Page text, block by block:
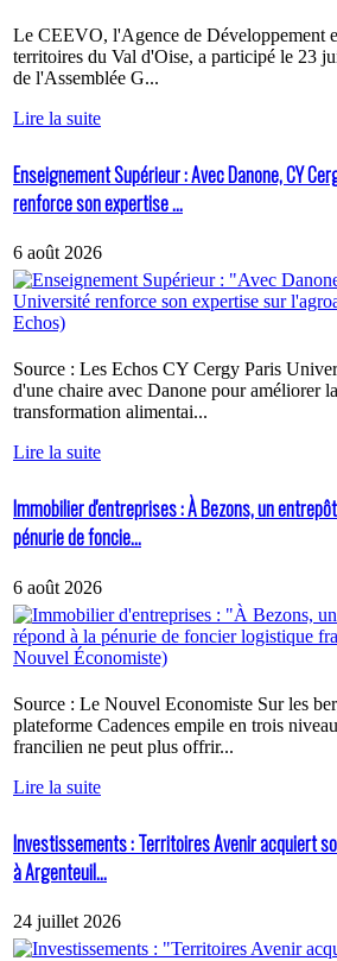
Le CEEVO, l'Agence de Développement
territoires du Val d'Oise, a participé le 23
de l'Assemblée G...
Lire la suite
Enseignement Supérieur : Avec Danone, CY
renforce son expertise ...
6 août 2026
Source : Les Echos CY Cergy Paris
d'une chaire avec Danone pour améliorer
transformation alimentai...
Lire la suite
Immobilier d'entreprises : À Bezons, un
pénurie de foncie...
6 août 2026
Source : Le Nouvel Economiste Sur les
plateforme Cadences empile en trois
francilien ne peut plus offrir...
Lire la suite
Investissements : Territoires Avenir acquiert
à Argenteuil...
24 juillet 2026